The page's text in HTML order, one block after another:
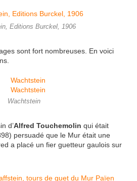
Editions Burckel, 1906
sont fort nombreuses. En voici
Wachtstein
d’Alfred Touchemolin qui était
persuadé que le Mur était une
a placé un fier guetteur gaulois sur